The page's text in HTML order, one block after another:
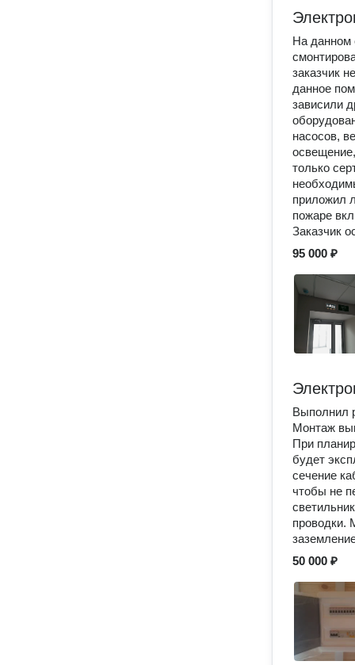
На данном
заказчик
данное
зависили
насосов,
только
приложил
пожаре
Заказчик
95 000 ₽
Выполнил
Монтаж
При
будет
сечение
чтобы не
проводки.
50 000 ₽